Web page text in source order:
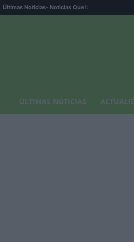
Últimas Noticias- Noticias Que!:
ÚLTIMAS NOTICIAS